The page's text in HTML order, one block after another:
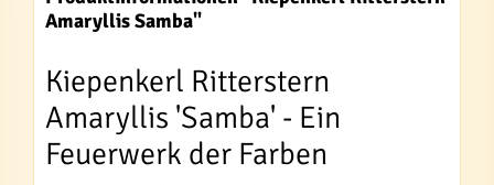
Amaryllis Samba"
Kiepenkerl Ritterstern
Amaryllis 'Samba' - Ein
Feuerwerk der Farben